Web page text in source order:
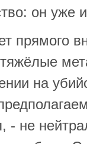
он уже
прямого
на
- не